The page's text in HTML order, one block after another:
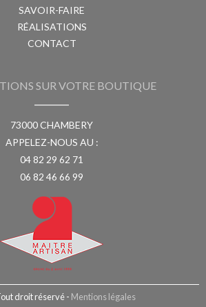
SAVOIR-FAIRE
RÉALISATIONS
CONTACT
SUR VOTRE BOUTIQUE
73000 CHAMBERY
APPELEZ-NOUS AU :
04 82 29 62 71
06 82 46 66 99
droit réservé - Mentions légales